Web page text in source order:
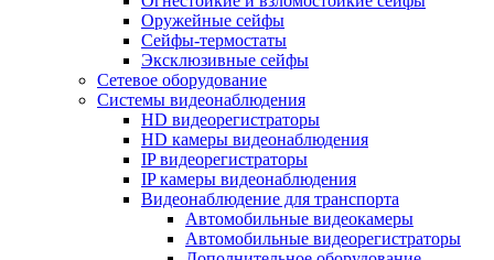
Оружейные сейфы
Сейфы-термостаты
Эксклюзивные сейфы
Сетевое оборудование
Системы видеонаблюдения
HD видеорегистраторы
HD камеры видеонаблюдения
IP видеорегистраторы
IP камеры видеонаблюдения
Видеонаблюдение для транспорта
Автомобильные видеокамеры
Автомобильные видеорегистраторы